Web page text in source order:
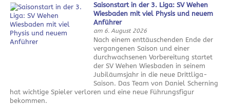
Saisonstart in der 3. Liga: SV Wehen
Wiesbaden mit viel Physis und neuem
Anführer
am 6. August 2026
Nach einem enttäuschenden Ende der
vergangenen Saison und einer
durchwachsenen Vorbereitung startet
der SV Wehen Wiesbaden in seinem
Jubiläumsjahr in die neue Drittliga-
Saison. Das Team von Daniel Scherning
hat wichtige Spieler verloren und eine neue Führungsfigur
bekommen.